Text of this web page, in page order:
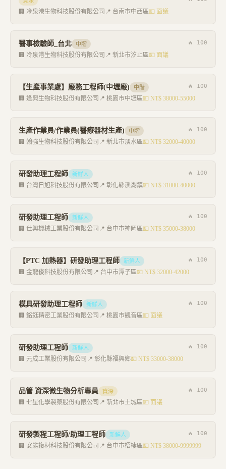
🏢 冷泉港生物科技股份有限公司 📍 台南市中西區💵 面議
醫事檢驗師_台北 中階 🔥 100
🏢 冷泉港生物科技股份有限公司 📍 新北市汐止區💵 面議
【生產事業處】廠務工程師(中壢廠) 中階 🔥 100
🏢 逢興生物科技股份有限公司 📍 桃園市中壢區💵 NT$ 38000-55000
生產作業員/作業員(醫療器材生產) 中階 🔥 100
🏢 翰強生物科技股份有限公司 📍 新北市淡水區💵 NT$ 32000-40000
研發助理工程師 新鮮人 🔥 100
🏢 台灣日旭科技股份有限公司 📍 彰化縣溪湖鎮💵 NT$ 31000-40000
研發助理工程師 新鮮人 🔥 100
🏢 仕興機械工業股份有限公司 📍 台中市神岡區💵 NT$ 35000-38000
【PTC 加熱器】研發助理工程師 新鮮人 🔥 100
🏢 金龍俊科技股份有限公司 📍 台中市潭子區💵 NT$ 32000-42000
模具研發助理工程師 新鮮人 🔥 100
🏢 銘鈺精密工業股份有限公司 📍 桃園市觀音區💵 面議
研發助理工程師 新鮮人 🔥 100
🏢 元成工業股份有限公司 📍 彰化縣福興鄉💵 NT$ 33000-38000
品管 資深微生物分析專員 資深 🔥 100
🏢 七星化學製藥股份有限公司 📍 新北市土城區💵 面議
研發製程工程師/助理工程師 新鮮人 🔥 100
🏢 安能複材科技股份有限公司 📍 台中市梧棲區💵 NT$ 38000-9999999